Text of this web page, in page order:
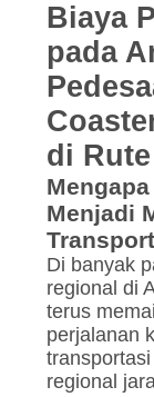
Biaya
pada
di
Menjadi
Di banyak
regional di
terus
perjalanan
regional